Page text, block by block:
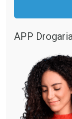
Comprar sem
Por R$ 664,02/
Comprar sem
APP